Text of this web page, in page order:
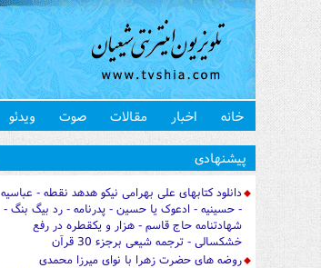
خانه اخبار مقالات صوت ویدئو
پیشنهادی
دانلود کتابهای علی بهرامی نیکو هدهد نقطه - عباسیه
- حسینیه - ادعوک یا حسین - پدرنامه - رد بیگ بنگ -
شهادتنامه حاج قاسم - هزار و یکقطره در رفع
خشکسالی - ترجمه شیعی برجزء 30 قرآن
روضه های حضرت زهرا با نوای میرزا محمدی